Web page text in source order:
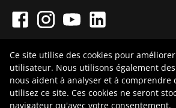
Ce site utilise des cookies pour
utilisateur. Nous utilisons également
nous aident à analyser et à comprendre
utilisez ce site. Ces cookies ne seront
navigateur qu'avec votre consentement.
Toerana Habitat ©2026-